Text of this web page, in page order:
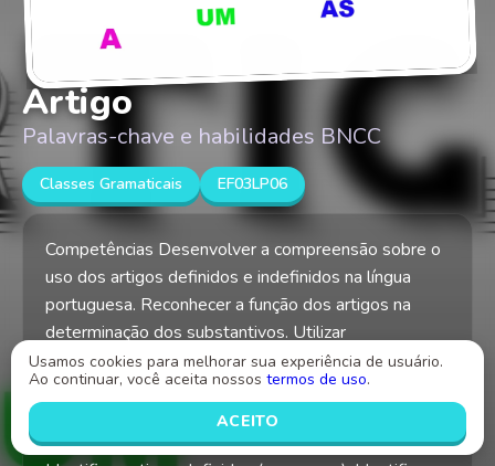
Artigo
Palavras-chave e habilidades BNCC
Classes Gramaticais EF03LP06
Competências Desenvolver a compreensão sobre o
uso dos artigos definidos e indefinidos na língua
portuguesa. Reconhecer a função dos artigos na
determinação dos substantivos. Utilizar
corretamente os artigos em frases e pequenos
textos. Ampliar o vocabulário e a competência de
leitura e escrita. Desenvolver o raciocínio linguístico
por meio de atividades lúdicas. Habilidades
Usamos cookies para melhorar sua experiência de usuário.
Ao continuar, você aceita nossos termos de uso.
ACEITO